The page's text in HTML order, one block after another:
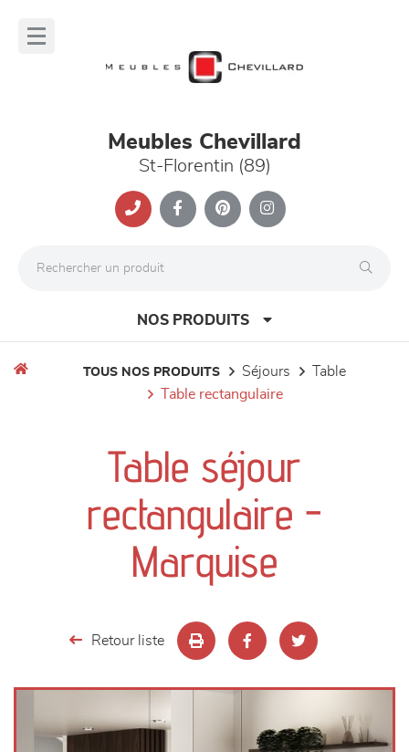
Meubles Chevillard
St-Florentin (89)
NOS PRODUITS
meubles de complément
chambres et dressing
TOUS NOS PRODUITS séjours
table
table rectangulaire
Table séjour
rectangulaire -
Marquise
Retour liste